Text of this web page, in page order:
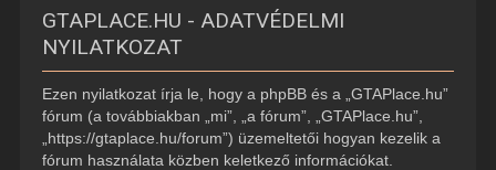
GTAPLACE.HU - ADATVÉDELMI
NYILATKOZAT
Ezen nyilatkozat írja le, hogy a phpBB és a „GTAPlace.hu”
fórum (a továbbiakban „mi”, „a fórum”, „GTAPlace.hu”,
„https://gtaplace.hu/forum”) üzemeltetői hogyan kezelik a
fórum használata közben keletkező információkat.